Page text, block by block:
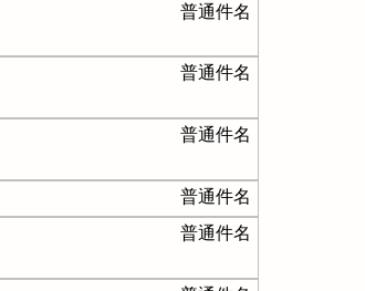
普通件名
普通件名
普通件名
普通件名
普通件名